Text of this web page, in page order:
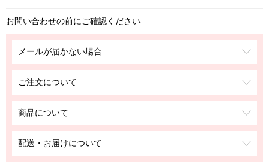
お問い合わせの前にご確認ください
メールが届かない場合
ご注文について
商品について
配送・お届けについて